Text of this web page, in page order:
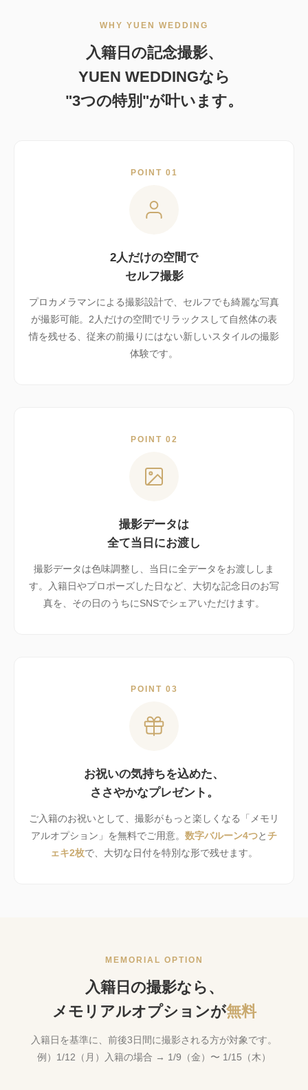
WHY YUEN WEDDING
入籍日の記念撮影、
YUEN WEDDINGなら
"3つの特別"が叶います。
POINT 01
2人だけの空間で
セルフ撮影
プロカメラマンによる撮影設計で、セルフでも綺麗な写真
が撮影可能。2人だけの空間でリラックスして自然体の表
情を残せる、従来の前撮りにはない新しいスタイルの撮影
体験です。
POINT 02
撮影データは
全て当日にお渡し
撮影データは色味調整し、当日に全データをお渡ししま
す。入籍日やプロポーズした日など、大切な記念日のお写
真を、その日のうちにSNSでシェアいただけます。
POINT 03
お祝いの気持ちを込めた、
ささやかなプレゼント。
ご入籍のお祝いとして、撮影がもっと楽しくなる「メモリ
アルオプション」を無料でご用意。 数字バルーン4つとチ
ェキ2枚で、大切な日付を特別な形で残せます。
MEMORIAL OPTION
入籍日の撮影なら、
メモリアルオプションが無料
入籍日を基準に、前後3日間に撮影される方が対象です。
例）1/12（月）入籍の場合 → 1/9（金）〜 1/15（木）